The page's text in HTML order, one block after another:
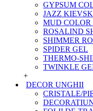
GYPSUM
JAZZ
MUD COLOR
ROSALIND
SHIMMER
SPIDER GEL
THERMO-
TWINKLE
+
DECOR UNGHII
CRISTALE/